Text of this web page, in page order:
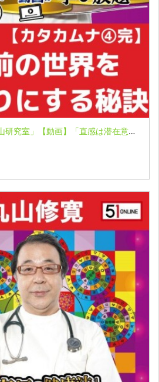
第７３回「ドクター丸山研究室」【動画】「直感は潜在意識やハイヤーセルフからのメッセージ」「目の前の世界を思い通りにする秘訣」